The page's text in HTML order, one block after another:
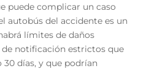
puede complicar un caso
autobús del accidente es un
límites de daños
de notificación estrictos que
días, y que podrían